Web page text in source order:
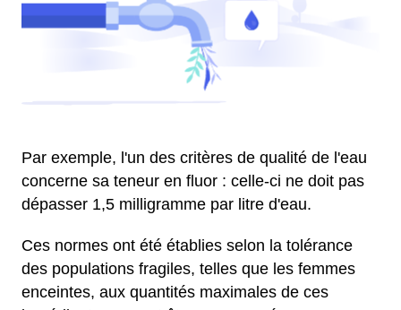
Par exemple, l'un des critères de qualité de l'eau
concerne sa teneur en fluor : celle-ci ne doit pas
dépasser 1,5 milligramme par litre d'eau.
Ces normes ont été établies selon la tolérance
des populations fragiles, telles que les femmes
enceintes, aux quantités maximales de ces